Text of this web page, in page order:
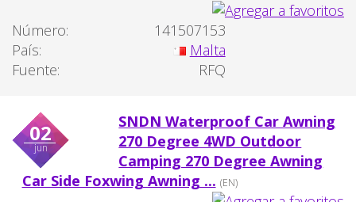
Número:
141507153
País:
Malta
Fuente:
RFQ
02
jun
SNDN Waterproof Car Awning
270 Degree 4WD Outdoor
Camping 270 Degree Awning
Car Side Foxwing Awning ... (EN)